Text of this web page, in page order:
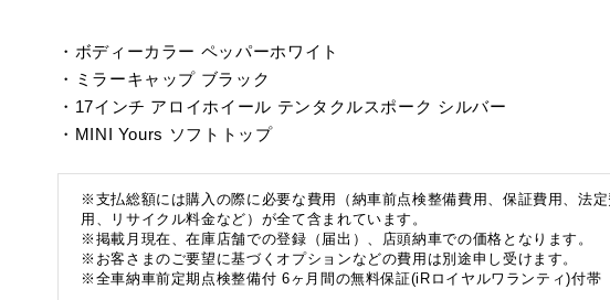
・ボディーカラー ペッパーホワイト
・ミラーキャップ ブラック
・17インチ アロイホイール テンタクルスポーク シルバー
・MINI Yours ソフトトップ
※支払総額には購入の際に必要な費用（納車前点検整備費用、保証費用、法
用、リサイクル料金など）が全て含まれています。
※掲載月現在、在庫店舗での登録（届出）、店頭納車での価格となります。
※お客さまのご要望に基づくオプションなどの費用は別途申し受けます。
※全車納車前定期点検整備付 6ヶ月間の無料保証(iRロイヤルワランティ)付帯